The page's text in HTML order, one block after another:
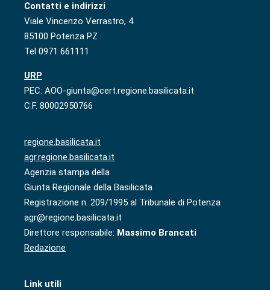
Contatti e indirizzi
Viale Vincenzo Verrastro, 4
85100 Potenza PZ
Tel 0971 661111
URP
PEC: AOO-giunta@cert.regione.basilicata.it
C.F. 80002950766
regione.basilicata.it
agr.regione.basilicata.it
Agenzia stampa della
Giunta Regionale della Basilicata
Registrazione n. 209/1995 al Tribunale di Potenza
agr@regione.basilicata.it
Direttore responsabile: Massimo Brancati
Redazione
Link utili